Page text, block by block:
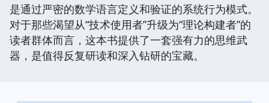
是通过严密的数学语言定义和验证的系统行为模式。
对于那些渴望从“技术使用者”升级为“理论构建者”的
读者群体而言，这本书提供了一套强有力的思维武
器，是值得反复研读和深入钻研的宝藏。